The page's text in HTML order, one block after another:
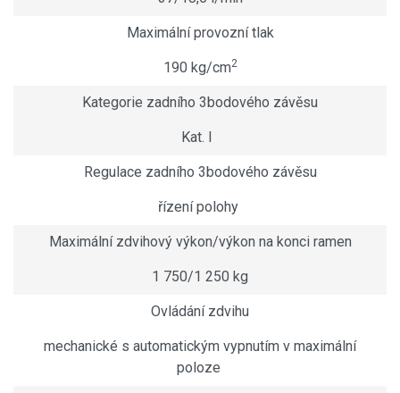
Maximální provozní tlak
190 kg/cm2
Kategorie zadního 3bodového závěsu
Kat. I
Regulace zadního 3bodového závěsu
řízení polohy
Maximální zdvihový výkon/výkon na konci ramen
1 750/1 250 kg
Ovládání zdvihu
mechanické s automatickým vypnutím v maximální
poloze